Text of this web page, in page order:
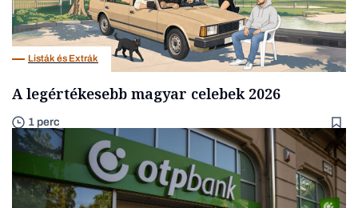
Listák és Extrák
A legértékesebb magyar celebek 2026
1 perc